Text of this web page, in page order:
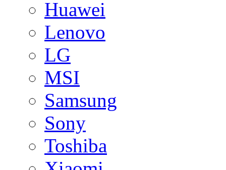
Huawei
Lenovo
LG
MSI
Samsung
Sony
Toshiba